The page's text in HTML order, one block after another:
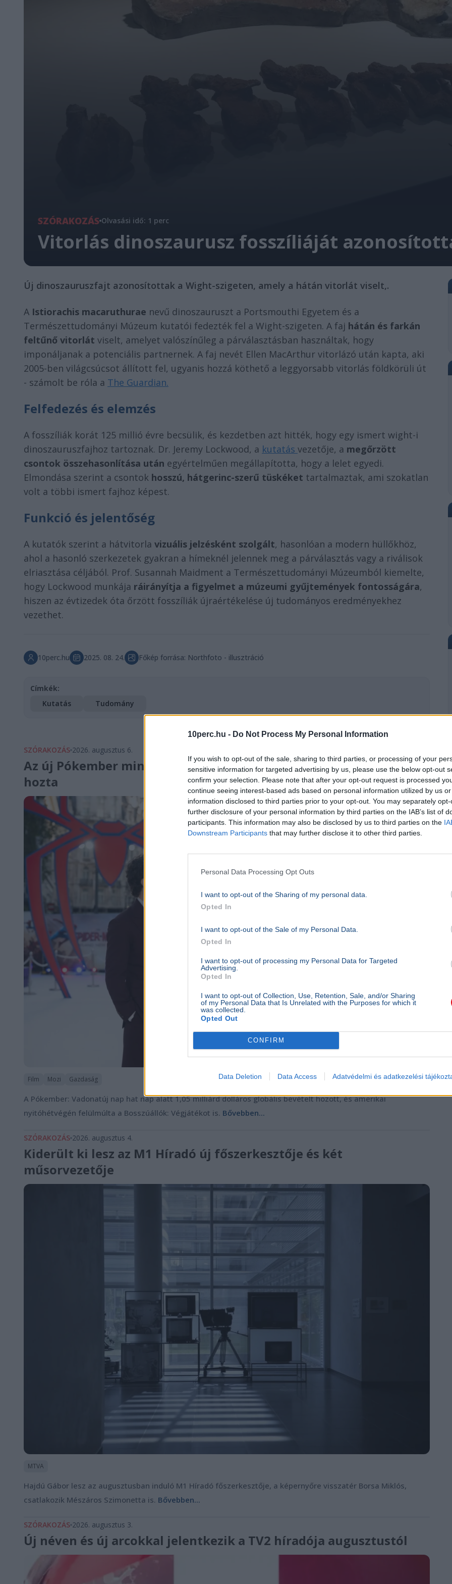
10perc.hu - Do Not Process My Personal Information
If you wish to opt-out of the sale, sharing to third parties, or processing of your
sensitive information for targeted advertising by us, please use the below opt-out
confirm your selection. Please note that after your opt-out request is processed
continue seeing interest-based ads based on personal information utilized by us
information disclosed to third parties prior to your opt-out. You may separately
further disclosure of your personal information by third parties on the IAB’s list of
participants. This information may also be disclosed by us to third parties on the
Downstream Participants that may further disclose it to other third parties.
Personal Data Processing Opt Outs
I want to opt-out of the Sharing of my personal data.
Opted In
I want to opt-out of the Sale of my Personal Data.
Opted In
I want to opt-out of processing my Personal Data for Targeted
Advertising.
Opted In
I want to opt-out of Collection, Use, Retention, Sale, and/or Sharing
of my Personal Data that Is Unrelated with the Purposes for which it
was collected.
Opted Out
CONFIRM
Data Deletion Data Access Adatvédelmi és adatkezelési
SZÓRAKOZÁS Olvasási idő: 1 perc
Vitorlás dinoszaurusz fosszíliáját
Új dinoszauruszfajt azonosítottak a Wight-szigeten, amely a hátán vitorlát viselt,.
A Istiorachis macaruthurae nevű dinoszauruszt a Portsmouthi Egyetem és a
Természettudományi Múzeum kutatói fedezték fel a Wight-szigeten. A faj hátán és farkán
feltűnő vitorlát viselt, amelyet valószínűleg a párválasztásban használtak, hogy
imponáljanak a potenciális partnernek. A faj nevét Ellen MacArthur vitorlázó után kapta, aki
2005-ben világcsúcsot állított fel, ugyanis hozzá köthető a leggyorsabb vitorlás földkörüli út
- számolt be róla a The Guardian.
Felfedezés és elemzés
A fosszíliák korát 125 millió évre becsülik, és kezdetben azt hitték, hogy egy ismert wight-i
dinoszauruszfajhoz tartoznak. Dr. Jeremy Lockwood, a kutatás vezetője, a megőrzött
csontok összehasonlítása után egyértelműen megállapította, hogy a lelet egyedi.
Elmondása szerint a csontok hosszú, hátgerinc-szerű tüskéket tartalmaztak, ami szokatlan
volt a többi ismert fajhoz képest.
Funkció és jelentőség
A kutatók szerint a hátvitorla vizuális jelzésként szolgált, hasonlóan a modern hüllőkhöz,
ahol a hasonló szerkezetek gyakran a hímeknél jelennek meg a párválasztás vagy a riválisok
elriasztása céljából. Prof. Susannah Maidment a Természettudományi Múzeumból kiemelte,
hogy Lockwood munkája ráirányítja a figyelmet a múzeumi gyűjtemények fontosságára,
hiszen az évtizedek óta őrzött fosszíliák újraértékelése új tudományos eredményekhez
vezethet.
10perc.hu 2025. 08. 24. Főkép forrása: Northfoto - illusztráció
Címkék:
Kutatás
Tudomány
SZÓRAKOZÁS 2026. augusztus 6.
Az új Pókember minden idők legjobb amerikai nyitóhétvégéjét
hozta
Film Mozi Gazdaság
A Pókember: Vadonatúj nap hat nap alatt 1,05 milliárd dolláros globális bevételt hozott, és amerikai
nyitóhétvégén felülmúlta a Bosszúállók: Végjátékot is. Bővebben...
SZÓRAKOZÁS 2026. augusztus 4.
Kiderült ki lesz az M1 Híradó új főszerkesztője és két
műsorvezetője
MTVA
Hajdú Gábor lesz az augusztusban induló M1 Híradó főszerkesztője, a képernyőre visszatér Borsa Miklós,
csatlakozik Mészáros Szimonetta is. Bővebben...
SZÓRAKOZÁS 2026. augusztus 3.
Új néven és új arcokkal jelentkezik a TV2 híradója augusztustól